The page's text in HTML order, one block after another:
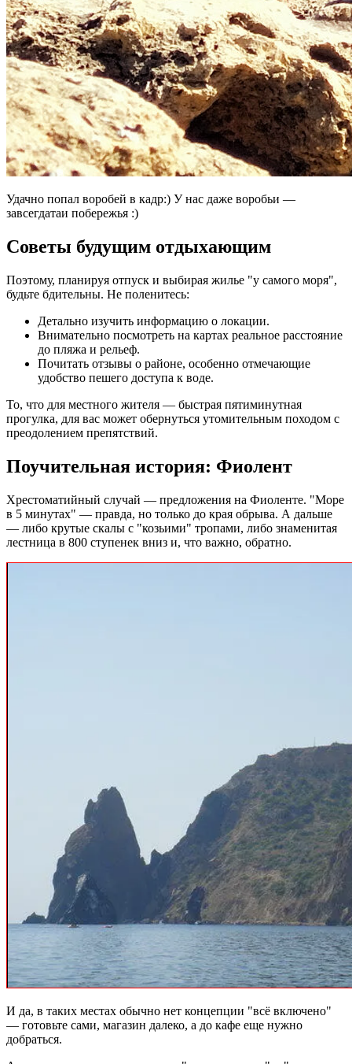
Удачно попал воробей в кадр:) У нас даже воробьи —
завсегдатаи побережья :)
Советы будущим отдыхающим
Поэтому, планируя отпуск и выбирая жилье "у самого моря",
будьте бдительны. Не поленитесь:
Детально изучить информацию о локации.
Внимательно посмотреть на картах реальное расстояние
до пляжа и рельеф.
Почитать отзывы о районе, особенно отмечающие
удобство пешего доступа к воде.
То, что для местного жителя — быстрая пятиминутная
прогулка, для вас может обернуться утомительным походом с
преодолением препятствий.
Поучительная история: Фиолент
Хрестоматийный случай — предложения на Фиоленте. "Море
в 5 минутах" — правда, но только до края обрыва. А дальше
— либо крутые скалы с "козьими" тропами, либо знаменитая
лестница в 800 ступенек вниз и, что важно, обратно.
И да, в таких местах обычно нет концепции "всё включено"
— готовьте сами, магазин далеко, а до кафе еще нужно
добраться.